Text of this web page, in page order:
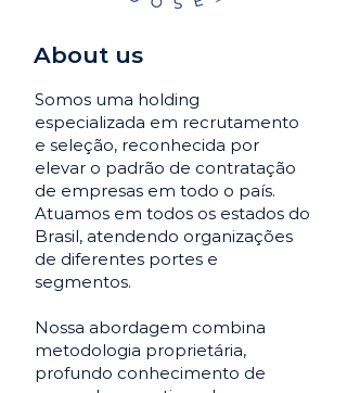
About us
Somos uma holding
especializada em recrutamento
e seleção, reconhecida por
elevar o padrão de contratação
de empresas em todo o país.
Atuamos em todos os estados do
Brasil, atendendo organizações
de diferentes portes e
segmentos.
Nossa abordagem combina
metodologia proprietária,
profundo conhecimento de